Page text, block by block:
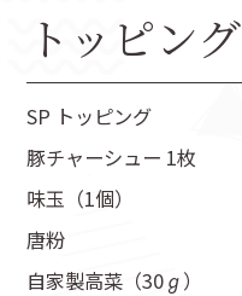
トッピング
SP トッピング
豚チャーシュー 1枚
味玉（1個）
唐粉
自家製高菜（30ℊ）